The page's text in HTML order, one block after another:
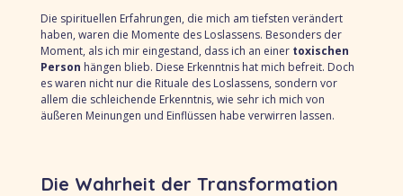
Die spirituellen Erfahrungen, die mich am tiefsten verändert
haben, waren die Momente des Loslassens. Besonders der
Moment, als ich mir eingestand, dass ich an einer toxischen
Person hängen blieb. Diese Erkenntnis hat mich befreit. Doch
es waren nicht nur die Rituale des Loslassens, sondern vor
allem die schleichende Erkenntnis, wie sehr ich mich von
äußeren Meinungen und Einflüssen habe verwirren lassen.
Die Wahrheit der Transformation